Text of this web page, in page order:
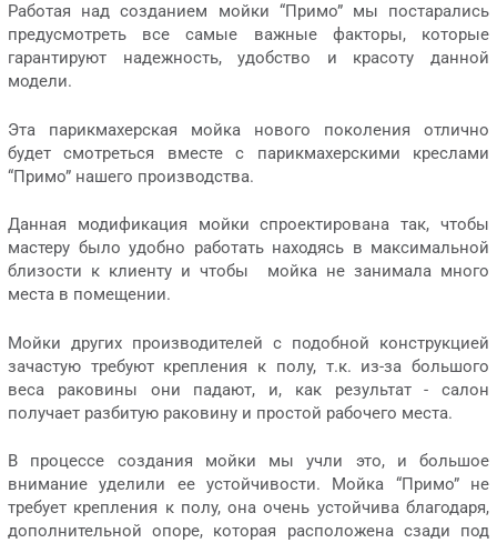
Работая над созданием мойки “Примо” мы постарались
предусмотреть все самые важные факторы, которые
гарантируют надежность, удобство и красоту данной
модели.
Эта парикмахерская мойка нового поколения отлично
будет смотреться вместе с парикмахерскими креслами
“Примо” нашего производства.
Данная модификация мойки спроектирована так, чтобы
мастеру было удобно работать находясь в максимальной
близости к клиенту и чтобы мойка не занимала много
места в помещении.
Мойки других производителей с подобной конструкцией
зачастую требуют крепления к полу, т.к. из-за большого
веса раковины они падают, и, как результат - салон
получает разбитую раковину и простой рабочего места.
В процессе создания мойки мы учли это, и большое
внимание уделили ее устойчивости. Мойка “Примо” не
требует крепления к полу, она очень устойчива благодаря,
дополнительной опоре, которая расположена сзади под